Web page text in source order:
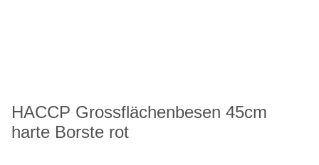
HACCP Grossflächenbesen 45cm
harte Borste rot